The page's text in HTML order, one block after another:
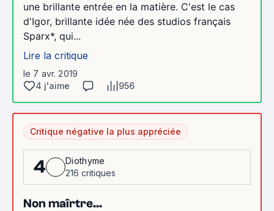
une brillante entrée en la matière. C'est le cas
d'Igor, brillante idée née des studios français
Sparx*, qui...
Lire la critique
le 7 avr. 2019
4 j'aime
956
Critique négative la plus appréciée
4
Diothyme
216 critiques
Non maîrtre...